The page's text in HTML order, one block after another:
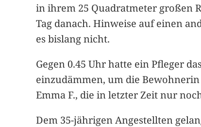
in ihrem 25 Quadratmeter großen
Tag danach. Hinweise auf einen
es bislang nicht.
Gegen 0.45 Uhr hatte ein Pfleger
einzudämmen, um die
Emma F., die in letzter Zeit nur
Dem 35-jährigen Angestellten